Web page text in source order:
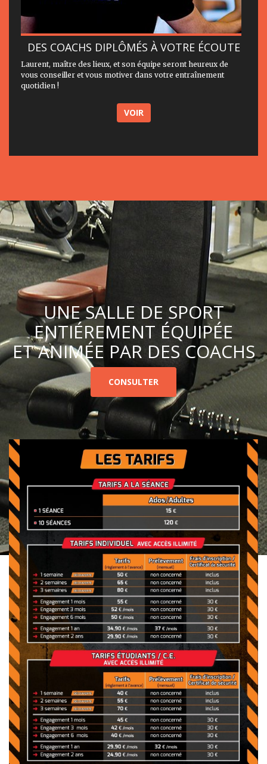
DES COACHS DIPLÔMÉS À VOTRE ÉCOUTE
Laurent, maître des lieux, et son équipe seront heureux de
vous conseiller et vous motiver dans votre entraînement
quotidien !
VOIR
UNE SALLE DE SPORT
ENTIÉREMENT ÉQUIPÉE
ET ANIMÉE PAR DES COACHS
CONSULTER